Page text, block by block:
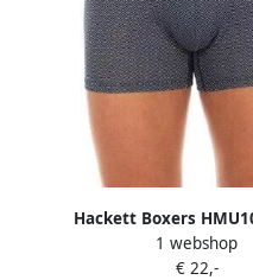
Hackett Boxers
1 webshop
€ 22,-